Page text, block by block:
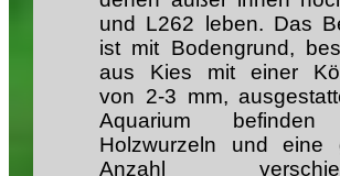
und L262 leben. Das
ist mit Bodengrund,
aus Kies mit einer
von 2-3 mm,
Aquarium
Holzwurzeln und eine
Anzahl